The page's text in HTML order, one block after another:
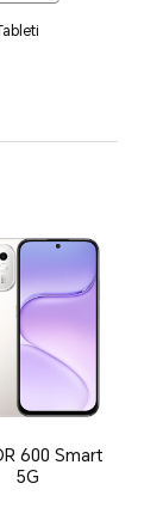
600 Smart
5G